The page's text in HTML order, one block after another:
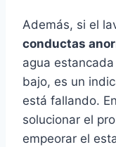
Además, si el
conductas
agua
bajo, es un
está fallando.
solucionar el
empeorar el